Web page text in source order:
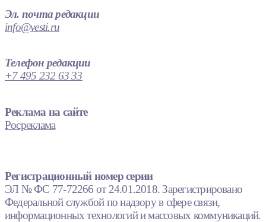
Эл. почта редакции
info@vesti.ru
Телефон редакции
+7 495 232 63 33
Реклама на сайте
Росреклама
Регистрационный номер серии
ЭЛ № ФС 77-72266 от 24.01.2018. Зарегистрировано
Федеральной службой по надзору в сфере связи,
информационных технологий и массовых коммуникаций.